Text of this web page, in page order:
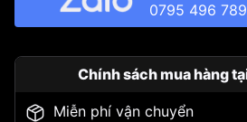
0795 496 789
Chính sách mua hàng
Miễn phí vận chuyển